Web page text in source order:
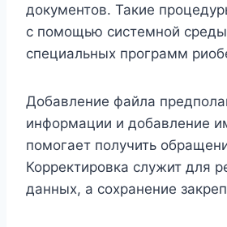
документов. Такие
с помощью системной
специальных программ
Добавление файла
информации и добавление
помогает получить
Корректировка служит для
данных, а сохранение